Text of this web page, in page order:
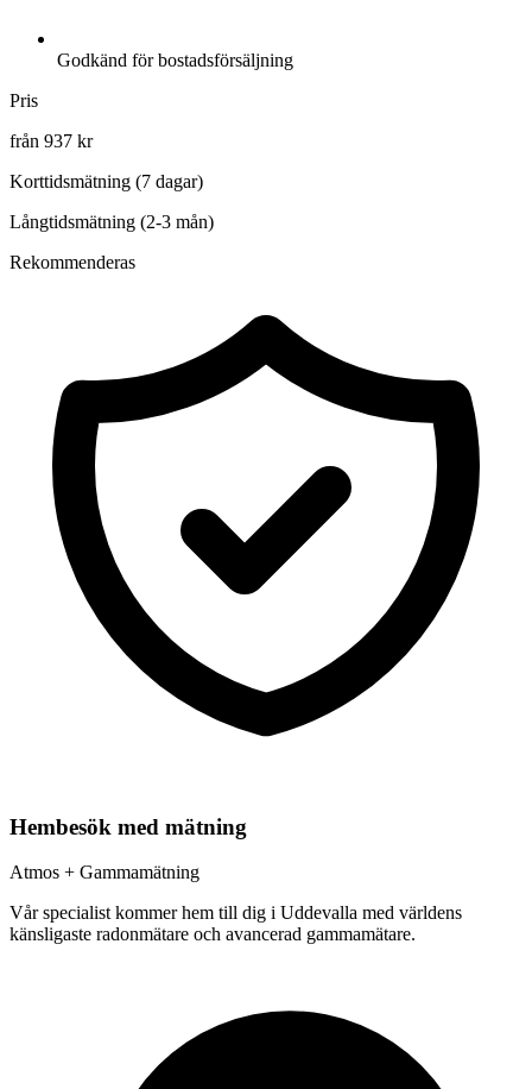
Godkänd för bostadsförsäljning
Pris
från 937 kr
Korttidsmätning (7 dagar)
Långtidsmätning (2-3 mån)
Rekommenderas
Hembesök med mätning
Atmos + Gammamätning
Vår specialist kommer hem till dig i Uddevalla med världens
känsligaste radonmätare och avancerad gammamätare.